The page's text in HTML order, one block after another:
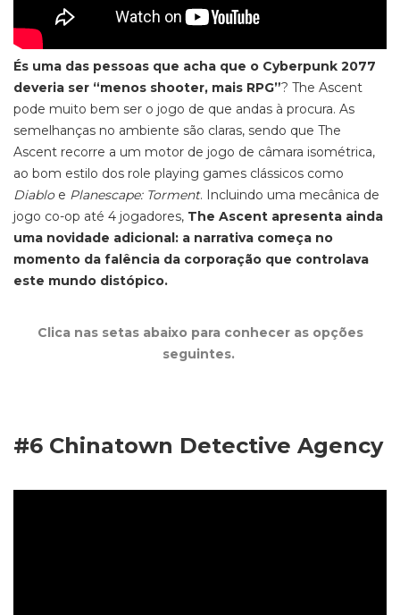
És uma das pessoas que acha que o Cyberpunk 2077
deveria ser “menos shooter, mais RPG”? The Ascent
pode muito bem ser o jogo de que andas à procura. As
semelhanças no ambiente são claras, sendo que The
Ascent recorre a um motor de jogo de câmara isométrica,
ao bom estilo dos role playing games clássicos como
Diablo e Planescape: Torment. Incluindo uma mecânica de
jogo co-op até 4 jogadores, The Ascent apresenta ainda
uma novidade adicional: a narrativa começa no
momento da falência da corporação que controlava
este mundo distópico.
Clica nas setas abaixo para conhecer as opções
seguintes.
#6 Chinatown Detective Agency